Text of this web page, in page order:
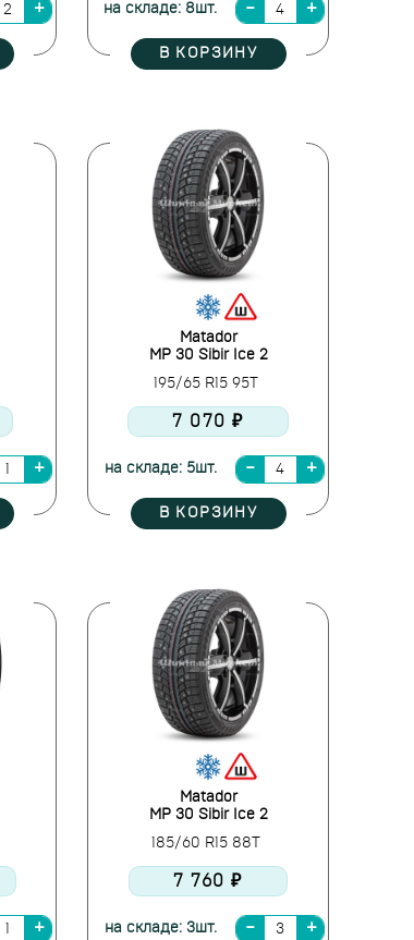
на складе: 8шт.
В КОРЗИНУ
Matador
MP 30 Sibir Ice 2
195/65 R15 95T
7 070 ₽
на складе: 5шт.
В КОРЗИНУ
Matador
MP 30 Sibir Ice 2
185/60 R15 88T
7 760 ₽
на складе: 3шт.